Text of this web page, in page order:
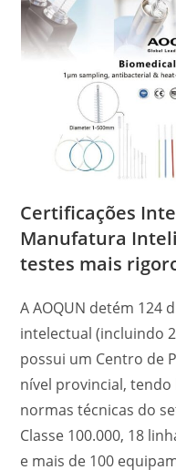
Certificações
Manufatura
testes mais
A AOQUN detém 124
intelectual (incluindo
possui um Centro de
nível provincial,
normas técnicas do
Classe 100.000, 18
e mais de 100